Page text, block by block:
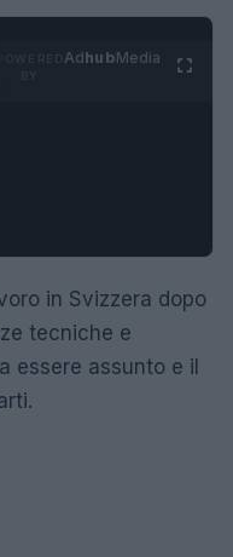
AdhubMedia
in Svizzera dopo
tecniche e
essere assunto e il